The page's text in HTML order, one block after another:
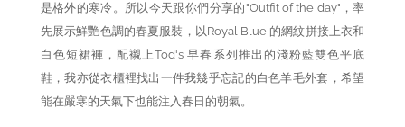
是格外的寒冷。所以今天跟你們分享的"Outfit of the day"，率
先展示鮮艷色調的春夏服裝，以Royal Blue 的網紋拼接上衣和
白色短裙褲，配襯上Tod's 早春系列推出的淺粉藍雙色平底
鞋，我亦從衣櫃裡找出一件我幾乎忘記的白色羊毛外套，希望
能在嚴寒的天氣下也能注入春日的朝氣。